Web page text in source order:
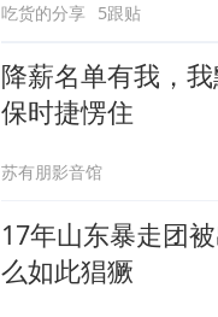
吃货的分享 5跟贴
降薪名单有我，
保时捷愣住
苏有朋影音馆
17年山东暴走团
么如此猖獗